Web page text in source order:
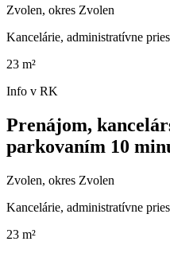
Zvolen, okres Zvolen
Kancelárie, administratívne
23 m²
Info v RK
Prenájom,
parkovaním 10
Zvolen, okres Zvolen
Kancelárie, administratívne
23 m²